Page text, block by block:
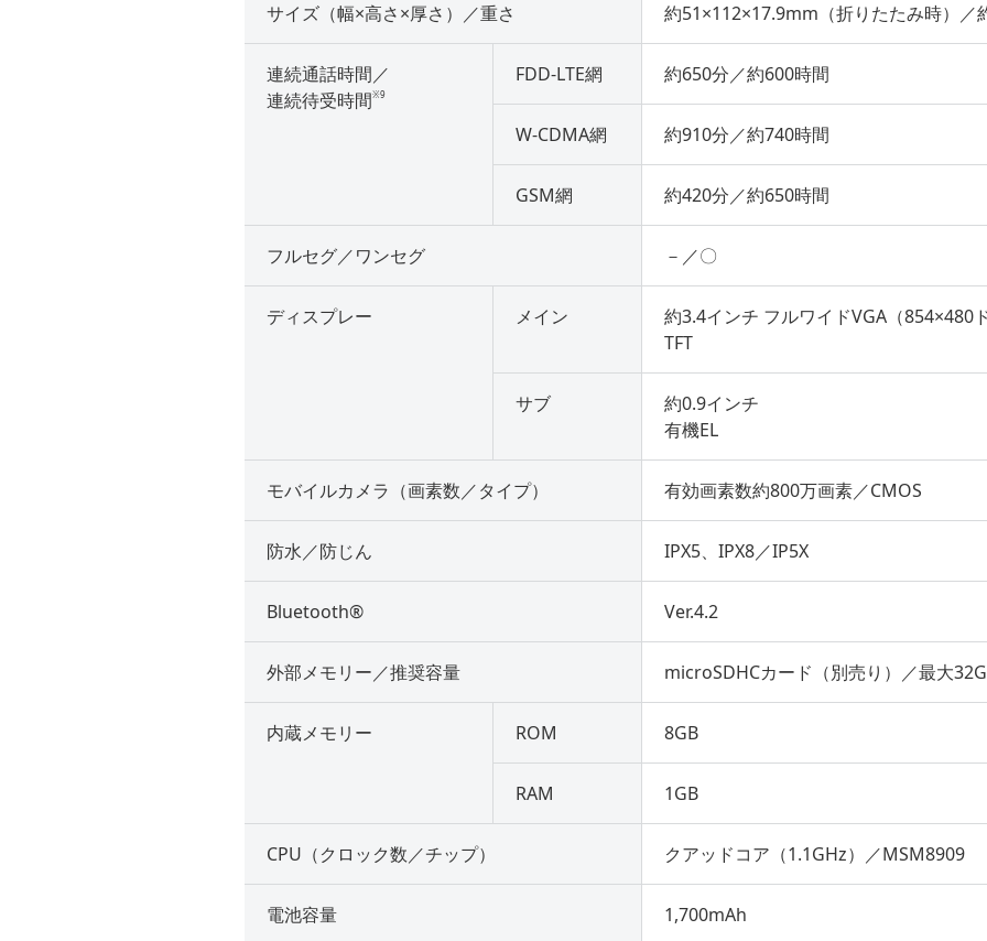
サイズ（幅×高さ×厚さ）／重さ 約51×112×17.9mm（折りたたみ時）／
連続通話時間／
連続待受時間※9
FDD-LTE網 約650分／約600時間
W-CDMA網 約910分／約740時間
GSM網 約420分／約650時間
フルセグ／ワンセグ －／〇
ディスプレー メイン
約3.4インチ フルワイドVGA（854×480
TFT
サブ
約0.9インチ
有機EL
モバイルカメラ（画素数／タイプ） 有効画素数約800万画素／CMOS
防水／防じん IPX5、IPX8／IP5X
Bluetooth® Ver.4.2
外部メモリー／推奨容量 microSDHCカード（別売り）／最大
内蔵メモリー ROM 8GB
RAM 1GB
CPU（クロック数／チップ） クアッドコア（1.1GHz）／MSM8909
電池容量 1,700mAh